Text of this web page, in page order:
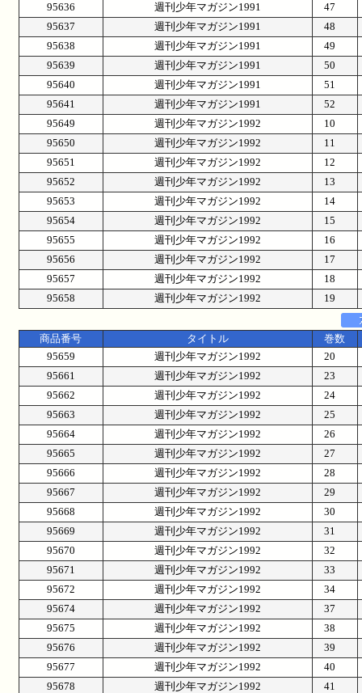
95636
週刊少年マガジン1991
47
95637
週刊少年マガジン1991
48
95638
週刊少年マガジン1991
49
95639
週刊少年マガジン1991
50
95640
週刊少年マガジン1991
51
95641
週刊少年マガジン1991
52
95649
週刊少年マガジン1992
10
95650
週刊少年マガジン1992
11
95651
週刊少年マガジン1992
12
95652
週刊少年マガジン1992
13
95653
週刊少年マガジン1992
14
95654
週刊少年マガジン1992
15
95655
週刊少年マガジン1992
16
95656
週刊少年マガジン1992
17
95657
週刊少年マガジン1992
18
95658
週刊少年マガジン1992 19
商品番号 タイトル
巻数
95659
週刊少年マガジン1992
20
95661
週刊少年マガジン1992
23
95662
週刊少年マガジン1992
24
95663
週刊少年マガジン1992
25
95664
週刊少年マガジン1992
26
95665
週刊少年マガジン1992
27
95666
週刊少年マガジン1992
28
95667
週刊少年マガジン1992
29
95668
週刊少年マガジン1992
30
95669
週刊少年マガジン1992
31
95670
週刊少年マガジン1992
32
95671
週刊少年マガジン1992
33
95672
週刊少年マガジン1992
34
95674
週刊少年マガジン1992
37
95675
週刊少年マガジン1992
38
95676
週刊少年マガジン1992
39
95677
週刊少年マガジン1992
40
95678
週刊少年マガジン1992 41